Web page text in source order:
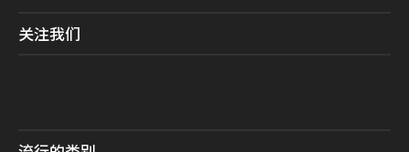
关注我们